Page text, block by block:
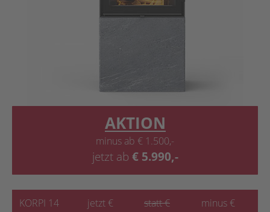
AKTION
minus ab € 1.500,-
jetzt ab € 5.990,-
KORPI 14
jetzt €
statt €
minus €